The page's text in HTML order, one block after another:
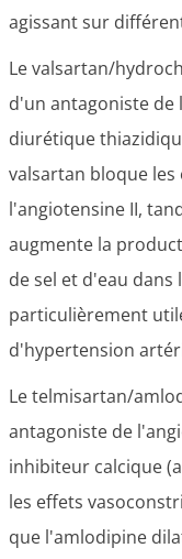
agissant sur
Le valsartan/
d'un antagoniste de
diurétique
valsartan bloque
l'angiotensine II,
augmente la
de sel et d'eau
particulièrement
d'hypertension
Le telmisartan/
antagoniste de
inhibiteur calcique
les effets
que l'amlodipine